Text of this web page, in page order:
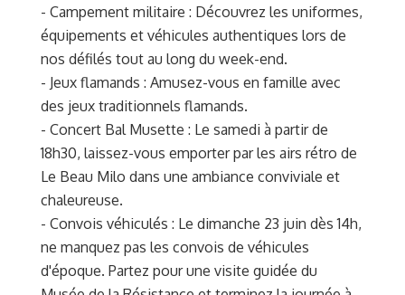
- Campement militaire : Découvrez les uniformes,
équipements et véhicules authentiques lors de
nos défilés tout au long du week-end.
- Jeux flamands : Amusez-vous en famille avec
des jeux traditionnels flamands.
- Concert Bal Musette : Le samedi à partir de
18h30, laissez-vous emporter par les airs rétro de
Le Beau Milo dans une ambiance conviviale et
chaleureuse.
- Convois véhiculés : Le dimanche 23 juin dès 14h,
ne manquez pas les convois de véhicules
d'époque. Partez pour une visite guidée du